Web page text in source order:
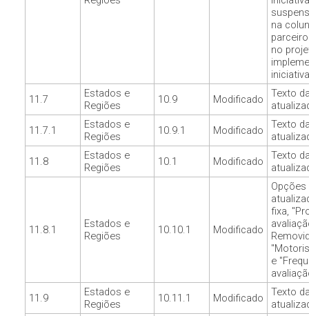
na
no
11.7
Estados e
Regiões
10.9 Modificado
Texto
11.7.1
Estados e
Regiões
10.9.1 Modificado
Texto
11.8
Estados e
Regiões
10.1 Modificado
Texto
11.8.1
Estados e
Regiões
10.10.1 Modificado
Opções
fixa,
e
11.9
Estados e
Regiões
10.11.1 Modificado
Texto